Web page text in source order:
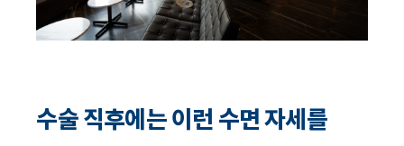
수술 직후에는 이런 수면 자세를